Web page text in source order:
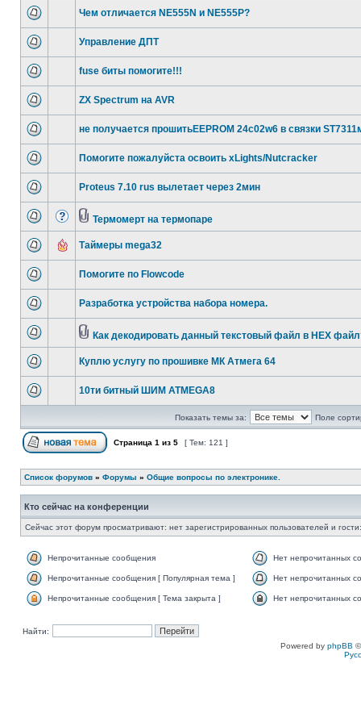
Чем отличается NE555N и NE555P?
Управление ДПТ
fuse биты помогите!!!
ZX Spectrum на AVR
не получается прошитьEEPROM 24c02w6 в связки
Помогите пожалуйста освоить xLights/Nutcracker
Proteus 7.10 rus вылетает через 2мин
Термомерт на термопаре
Таймеры mega32
Помогите по Flowcode
Разработка устройства набора номера.
Как декодировать данный текстовый файл в HEX
Куплю услугу по прошивке МК Атмега 64
10ти битный ШИМ ATMEGA8
Показать темы за: Поле
Страница 1 из 5 [ Тем: 121 ]
Список форумов » Форумы » Общие вопросы по электронике.
Кто сейчас на конференции
Сейчас этот форум просматривают: нет зарегистрированных пользователей и
Непрочитанные сообщения Нет непрочитанных
Непрочитанные сообщения [ Популярная тема ] Нет непрочитанных
Непрочитанные сообщения [ Тема закрыта ] Нет непрочитанных
Найти:
Powered by phpBB